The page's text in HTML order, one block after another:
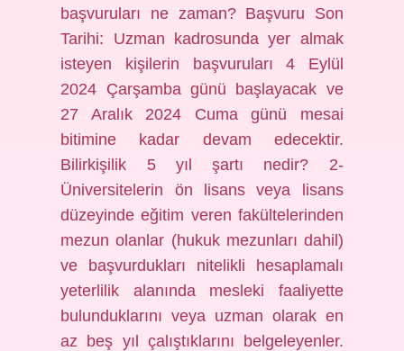
başvuruları ne zaman? Başvuru Son
Tarihi: Uzman kadrosunda yer almak
isteyen kişilerin başvuruları 4 Eylül
2024 Çarşamba günü başlayacak ve
27 Aralık 2024 Cuma günü mesai
bitimine kadar devam edecektir.
Bilirkişilik 5 yıl şartı nedir? 2-
Üniversitelerin ön lisans veya lisans
düzeyinde eğitim veren fakültelerinden
mezun olanlar (hukuk mezunları dahil)
ve başvurdukları nitelikli hesaplamalı
yeterlilik alanında mesleki faaliyette
bulunduklarını veya uzman olarak en
az beş yıl çalıştıklarını belgeleyenler.